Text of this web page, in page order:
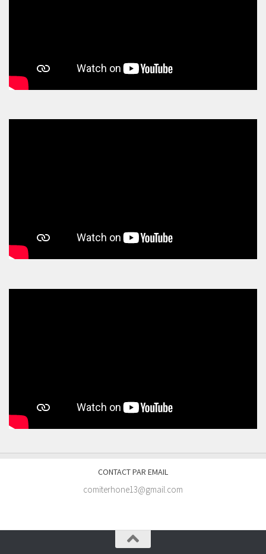
CONTACT PAR EMAIL
comiterhone13@gmail.com